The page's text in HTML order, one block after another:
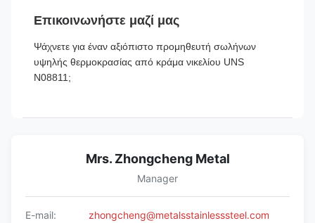
Επικοινωνήστε μαζί μας
Ψάχνετε για έναν αξιόπιστο προμηθευτή σωλήνων
υψηλής θερμοκρασίας από κράμα νικελίου UNS
N08811;
Mrs. Zhongcheng Metal
Manager
E-mail:
zhongcheng@metalsstainlesssteel.com